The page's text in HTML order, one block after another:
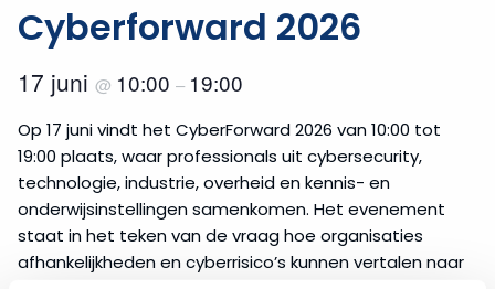
Cyberforward 2026
17 juni @ 10:00 – 19:00
Op 17 juni vindt het CyberForward 2026 van 10:00 tot
19:00 plaats, waar professionals uit cybersecurity,
technologie, industrie, overheid en kennis- en
onderwijsinstellingen samenkomen. Het evenement
staat in het teken van de vraag hoe organisaties
afhankelijkheden en cyberrisico’s kunnen vertalen naar